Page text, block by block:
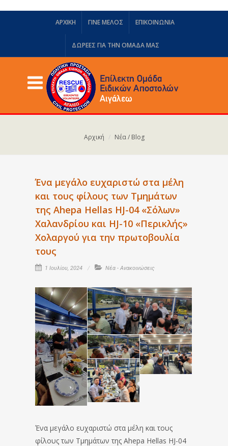
ΑΡΧΙΚΗ ΓΙΝΕ ΜΕΛΟΣ ΕΠΙΚΟΙΝΩΝΙΑ
ΔΩΡΕΈΣ ΓΙΑ ΤΗΝ ΟΜΆΔΑ ΜΑΣ
Αρχική Νέα / Blog
Ένα μεγάλο ευχαριστώ στα μέλη
και τους φίλους των Τμημάτων
της Ahepa Hellas HJ-04 «Σόλων»
Χαλανδρίου και HJ-10 «Περικλής»
Χολαργού για την πρωτοβουλία
τους
1 Ιουλίου, 2024 Νέα - Ανακοινώσεις
Ένα μεγάλο ευχαριστώ στα μέλη και τους
φίλους των Τμημάτων της Ahepa Hellas HJ-04